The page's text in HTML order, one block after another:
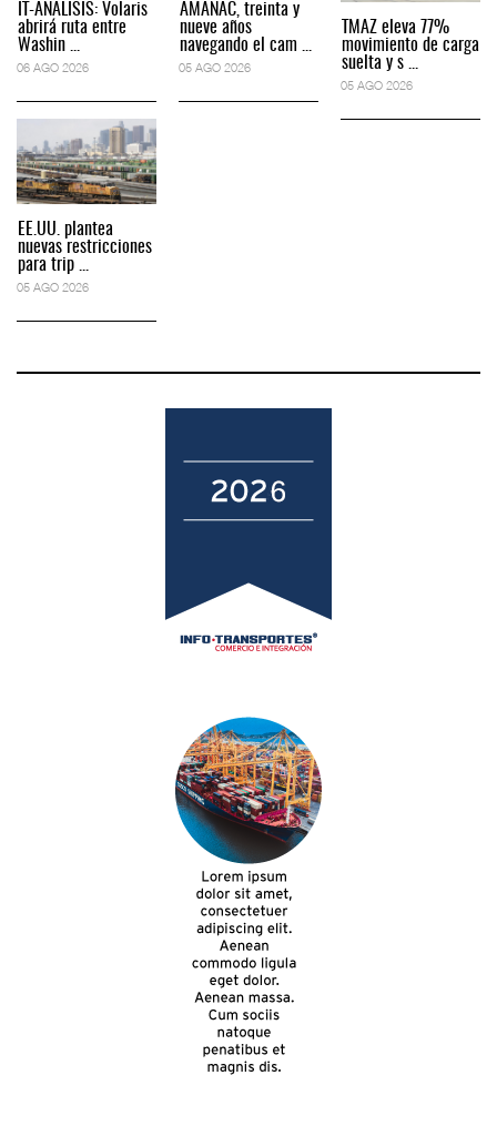
IT-ANÁLISIS: Volaris
abrirá ruta entre
Washin ...
06 AGO 2026
EE.UU. plantea
nuevas restricciones
para trip ...
05 AGO 2026
AMANAC, treinta y
nueve años
navegando el cam ...
05 AGO 2026
TMAZ eleva 77%
movimiento de carga
suelta y s ...
05 AGO 2026